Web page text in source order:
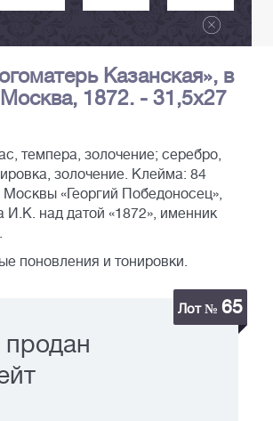
Казанская», в
1872. - 31,5х27
темпера, золочение; серебро,
золочение. Клейма: 84
Москвы «Георгий Победоносец»,
И.К. над датой «1872», именник
поновления и тонировки.
Лот № 65